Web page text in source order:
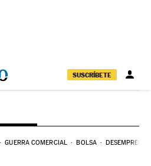
SUSCRÍBETE
GUERRA COMERCIAL BOLSA DESEMPREGO